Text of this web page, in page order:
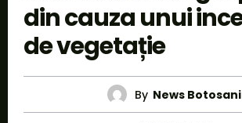
din cauza unui
de vegetație
By News Botosani